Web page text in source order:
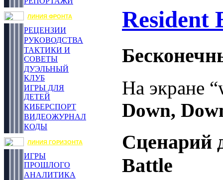
ЛИНИЯ ФРОНТА
РЕЦЕНЗИИ
РУКОВОДСТВА
ТАКТИКИ И
СОВЕТЫ
ДУЭЛЬНЫЙ
КЛУБ
ИГРЫ ДЛЯ
ДЕТЕЙ
КИБЕРСПОРТ
ВИДЕОЖУРНАЛ
КОДЫ
ЛИНИЯ ГОРИЗОНТА
ИГРЫ
ПРОШЛОГО
АНАЛИТИКА
Resident
На экране
Down,
Сценарий
Battle